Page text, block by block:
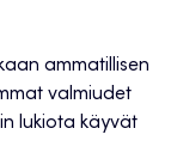
ammatillisen
valmiudet
lukiota käyvät